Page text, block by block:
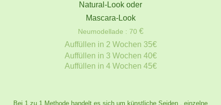
Natural-Look oder
Mascara-Look
Neumodellade : 70 €
Auffüllen in 2 Wochen 35€
Auffüllen in 3 Wochen 40€
Auffüllen in 4 Wochen 45€
Bei 1 zu 1 Methode handelt es sich um künstliche Seiden , einzelne